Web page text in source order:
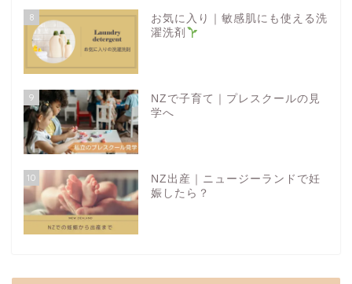
8
お気に入り｜敏感肌にも使える洗
濯洗剤
9
NZで子育て｜プレスクールの見
学へ
10
NZ出産｜ニュージーランドで妊
娠したら？